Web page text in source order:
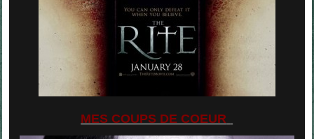
MES COUPS DE COEUR